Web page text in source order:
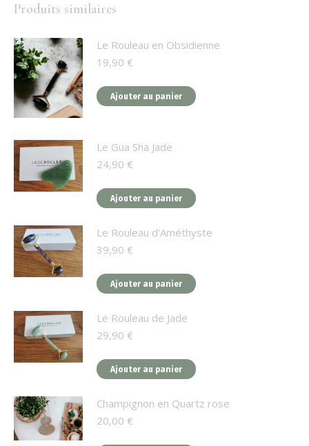
Produits similaires
Le Rouleau en Obsidienne
19,90 €
Ajouter au panier
Le Gua Sha Jade
24,90 €
Ajouter au panier
Le Rouleau d'Améthyste
39,90 €
Ajouter au panier
Le Rouleau de Jade
29,90 €
Ajouter au panier
Champignon en Quartz rose
20,00 €